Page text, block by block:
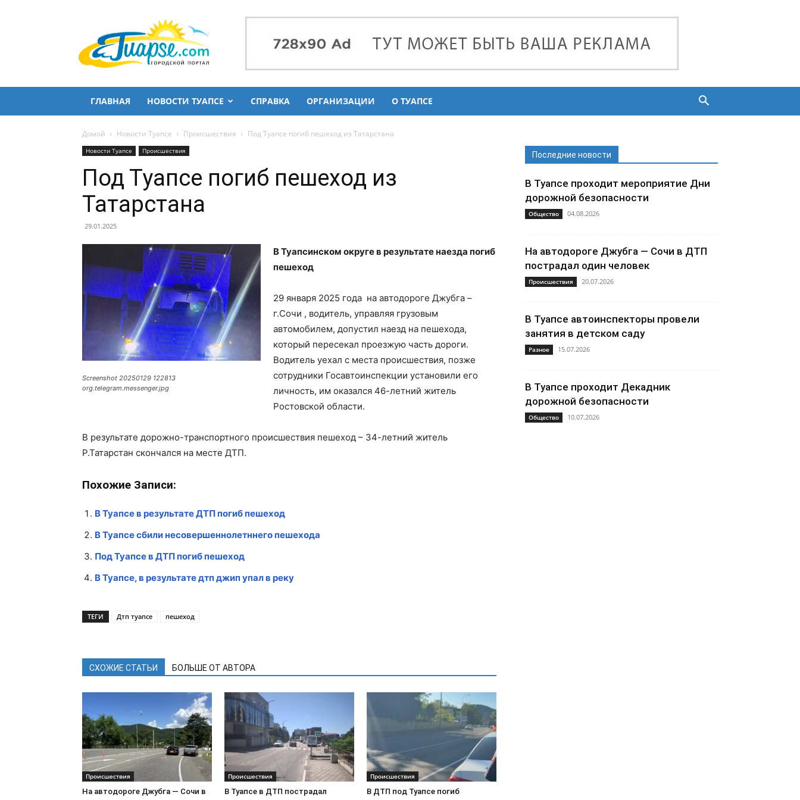
портал
Туапсе
Туапсинского
района
ГЛАВНАЯ
НОВОСТИ ТУАПСЕ СПРАВКА ОРГАНИЗАЦИИ О ТУАПСЕ
Домой Новости Туапсе Происшествия Под Туапсе погиб пешеход из Татарстана
Новости Туапсе Происшествия
Под Туапсе погиб пешеход из
Татарстана
29.01.2025
Screenshot 20250129 122813
org.telegram.messenger.jpg
В Туапсинском округе в результате наезда погиб
пешеход
29 января 2025 года на автодороге Джубга –
г.Сочи , водитель, управляя грузовым
автомобилем, допустил наезд на пешехода,
который пересекал проезжую часть дороги.
Водитель уехал с места происшествия, позже
сотрудники Госавтоинспекции установили его
личность, им оказался 46-летний житель
Ростовской области.
В результате дорожно-транспортного происшествия пешеход – 34-летний житель
Р.Татарстан скончался на месте ДТП.
Похожие Записи:
В Туапсе в результате ДТП погиб пешеход
В Туапсе сбили несовершеннолетннего пешехода
Под Туапсе в ДТП погиб пешеход
В Туапсе, в результате дтп джип упал в реку
ТЕГИ Дтп туапсе пешеход
СХОЖИЕ СТАТЬИ БОЛЬШЕ ОТ АВТОРА
Происшествия
На автодороге Джубга — Сочи в
Происшествия
В Туапсе в ДТП пострадал
Происшествия
В ДТП под Туапсе погиб
Последние новости
В Туапсе проходит мероприятие Дни
дорожной безопасности
Общество 04.08.2026
На автодороге Джубга — Сочи в ДТП
пострадал один человек
Происшествия 20.07.2026
В Туапсе автоинспекторы провели
занятия в детском саду
Разное 15.07.2026
В Туапсе проходит Декадник
дорожной безопасности
Общество 10.07.2026